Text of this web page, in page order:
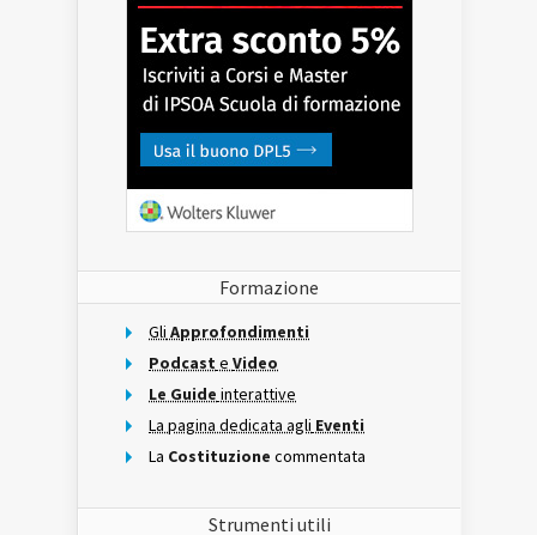
Formazione
Gli Approfondimenti
Podcast e Video
Le Guide interattive
La pagina dedicata agli Eventi
La Costituzione commentata
Strumenti utili